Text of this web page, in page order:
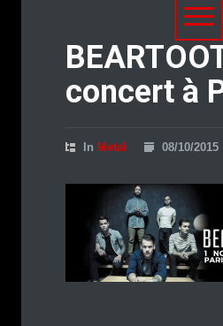
concert à
In Metal 08/10/2015